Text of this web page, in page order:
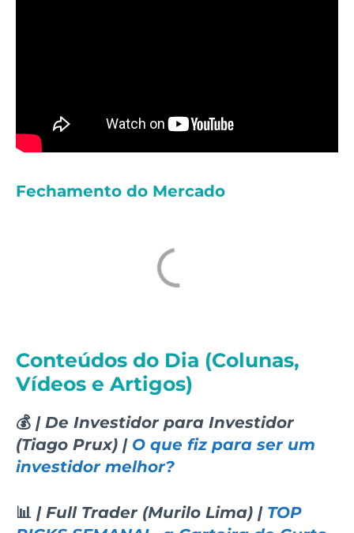
Fechamento do Mercado
Conteúdos do Dia (Colunas,
Vídeos e Artigos)
💰 | De Investidor para Investidor
(Tiago Prux) | O que fiz para ser um
investidor melhor?
📊 | Full Trader (Murilo Lima) | TOP